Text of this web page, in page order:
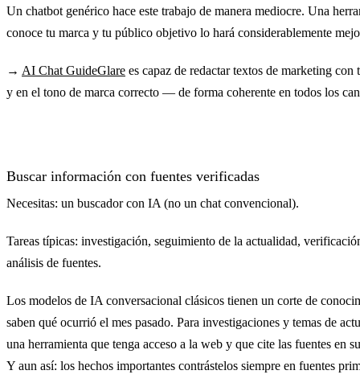
Un chatbot genérico hace este trabajo de manera mediocre. Una
conoce tu marca y tu público objetivo lo hará considerablemente
→ AI Chat GuideGlare es capaz de redactar textos de marketing con
y en el tono de marca correcto — de forma coherente en todos los
Buscar información con fuentes verificadas
Necesitas: un buscador con IA (no un chat convencional).
Tareas típicas: investigación, seguimiento de la actualidad,
análisis de fuentes.
Los modelos de IA conversacional clásicos tienen un corte de
saben qué ocurrió el mes pasado. Para investigaciones y temas de
una herramienta que tenga acceso a la web y que cite las fuentes en
Y aun así: los hechos importantes contrástelos siempre en fuentes